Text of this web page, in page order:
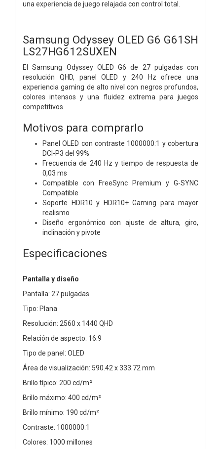
una experiencia de juego relajada con control total.
Samsung Odyssey OLED G6 G61SH
LS27HG612SUXEN
El Samsung Odyssey OLED G6 de 27 pulgadas con
resolución QHD, panel OLED y 240 Hz ofrece una
experiencia gaming de alto nivel con negros profundos,
colores intensos y una fluidez extrema para juegos
competitivos.
Motivos para comprarlo
Panel OLED con contraste 1000000:1 y cobertura
DCI-P3 del 99%
Frecuencia de 240 Hz y tiempo de respuesta de
0,03 ms
Compatible con FreeSync Premium y G-SYNC
Compatible
Soporte HDR10 y HDR10+ Gaming para mayor
realismo
Diseño ergonómico con ajuste de altura, giro,
inclinación y pivote
Especificaciones
Pantalla y diseño
Pantalla: 27 pulgadas
Tipo: Plana
Resolución: 2560 x 1440 QHD
Relación de aspecto: 16:9
Tipo de panel: OLED
Área de visualización: 590.42 x 333.72 mm
Brillo típico: 200 cd/m²
Brillo máximo: 400 cd/m²
Brillo mínimo: 190 cd/m²
Contraste: 1000000:1
Colores: 1000 millones